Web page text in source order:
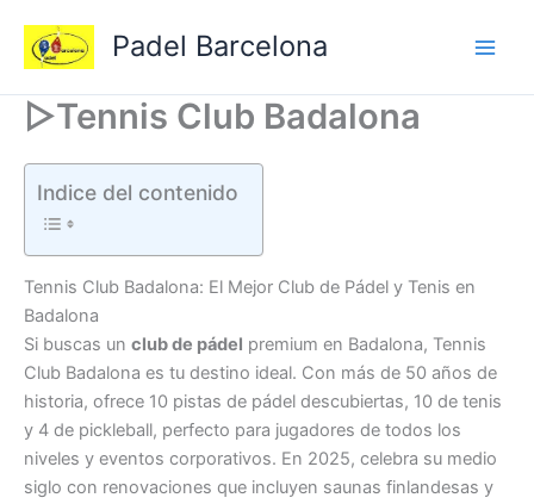
contenido
Padel Barcelona
▷Tennis Club Badalona
Indice del contenido
Tennis Club Badalona: El Mejor Club de Pádel y Tenis en
Badalona
Si buscas un club de pádel premium en Badalona, Tennis
Club Badalona es tu destino ideal. Con más de 50 años de
historia, ofrece 10 pistas de pádel descubiertas, 10 de tenis
y 4 de pickleball, perfecto para jugadores de todos los
niveles y eventos corporativos. En 2025, celebra su medio
siglo con renovaciones que incluyen saunas finlandesas y